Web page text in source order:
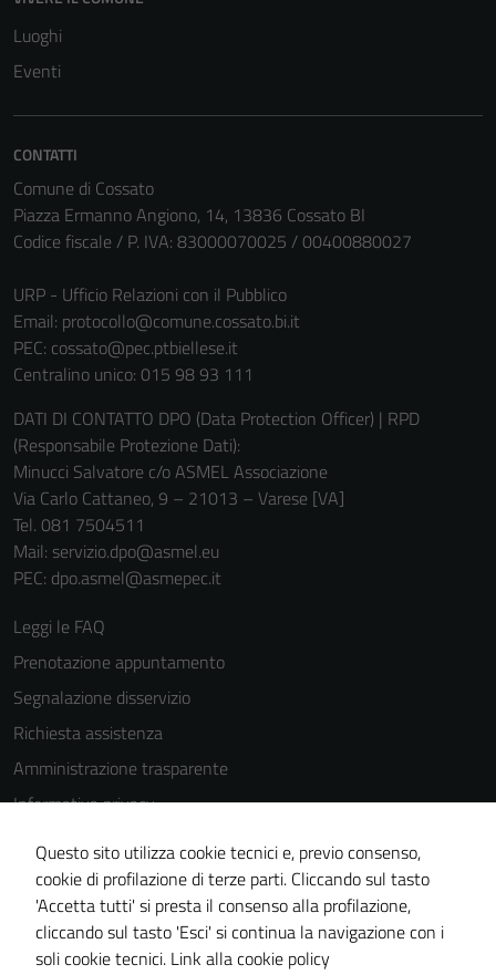
Luoghi
Eventi
CONTATTI
Comune di Cossato
Piazza Ermanno Angiono, 14, 13836 Cossato BI
Codice fiscale / P. IVA: 83000070025 / 00400880027
URP - Ufficio Relazioni con il Pubblico
Email: protocollo@comune.cossato.bi.it
PEC: cossato@pec.ptbiellese.it
Centralino unico: 015 98 93 111
DATI DI CONTATTO DPO (Data Protection Officer) | RPD
(Responsabile Protezione Dati):
Minucci Salvatore c/o ASMEL Associazione
Via Carlo Cattaneo, 9 – 21013 – Varese [VA]
Tel. 081 7504511
Mail: servizio.dpo@asmel.eu
PEC: dpo.asmel@asmepec.it
Leggi le FAQ
Prenotazione appuntamento
Segnalazione disservizio
Richiesta assistenza
Amministrazione trasparente
Informativa privacy
Cookie Policy
Note legali
Dichiarazione di accessibilità
Piano di miglioramento del sito
Questo sito utilizza cookie tecnici e, previo consenso,
cookie di profilazione di terze parti. Cliccando sul tasto
'Accetta tutti' si presta il consenso alla profilazione,
cliccando sul tasto 'Esci' si continua la navigazione con i
soli cookie tecnici. Link alla cookie policy